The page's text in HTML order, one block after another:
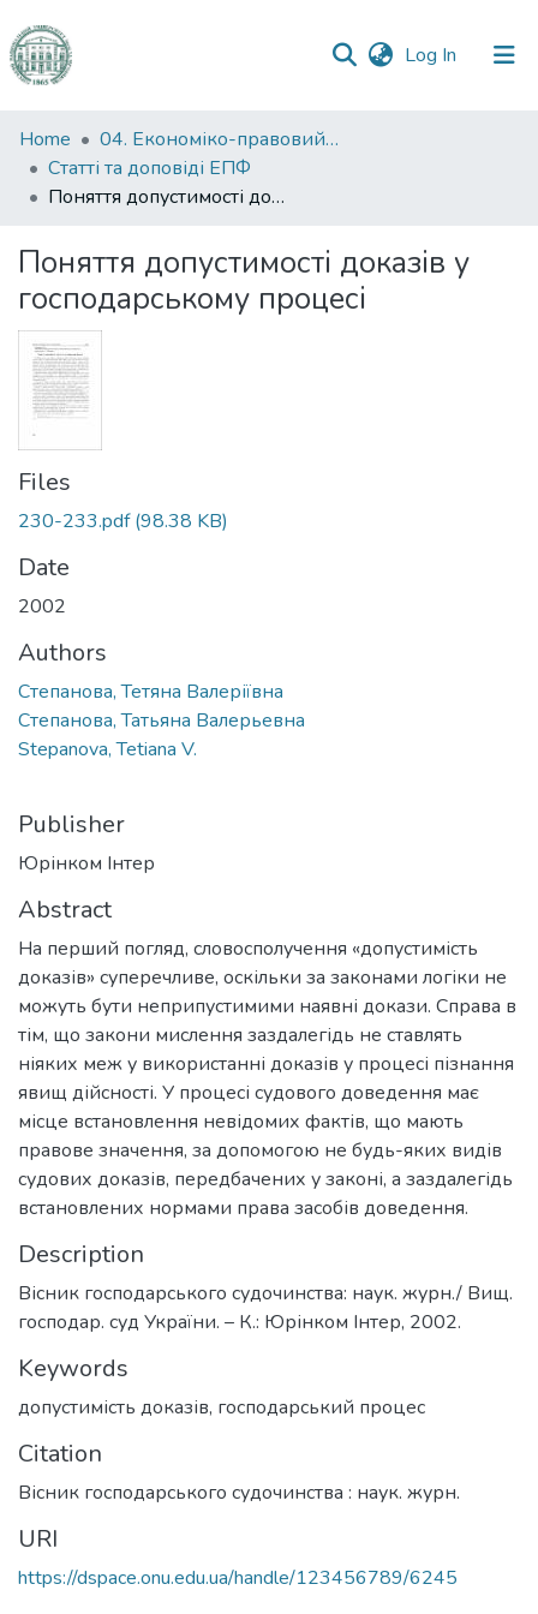
Log In (current)
Communities
&
Collections
Statistics
Home
04. Економіко-правовий факультет
Статті та доповіді ЕПФ
Поняття допустимості доказів у господарському процесі
Поняття допустимості доказів у
господарському процесі
Files
230-233.pdf(98.38 KB)
Date
2002
Authors
Степанова, Тетяна Валеріївна
Степанова, Татьяна Валерьевна
Stepanova, Tetiana V.
Publisher
Юрінком Інтер
Abstract
На перший погляд, словосполучення «допустимість
доказів» суперечливе, оскільки за законами логіки не
можуть бути неприпустимими наявні докази. Справа в
тім, що закони мислення заздалегідь не ставлять
ніяких меж у використанні доказів у процесі пізнання
явищ дійсності. У процесі судового доведення має
місце встановлення невідомих фактів, що мають
правове значення, за допомогою не будь-яких видів
судових доказів, передбачених у законі, а заздалегідь
встановлених нормами права засобів доведення.
Description
Вісник господарського судочинства: наук. журн./ Вищ.
господар. суд України. – К.: Юрінком Інтер, 2002.
Keywords
допустимість доказів, господарський процес
Citation
Вісник господарського судочинства : наук. журн.
URI
https://dspace.onu.edu.ua/handle/123456789/6245